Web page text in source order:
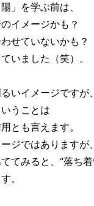
」を学ぶ前は、
イメージかも？
せていないかも？
いました（笑）。
いイメージですが
うことは
とも言えます。
ジではありますが、
てみると、“落ち
。